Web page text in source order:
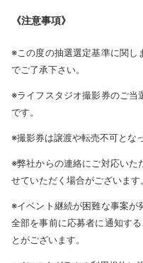
《注意事項》
※この度の抽選選定基準に関し
でご了承下さい。
※ライフスタジオ撮影券のご当
です。
※撮影券は譲渡や転売不可とな
※弊社からの連絡にご対応いた
せていただく場合がございます。
※イベント継続が困難な事案が
全部を事前に応募者に通知す
とがございます。